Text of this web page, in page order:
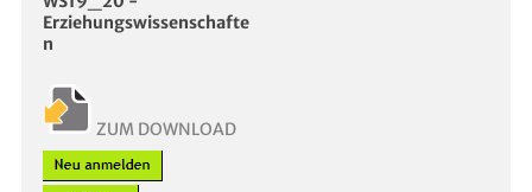
Erziehungswissenschafte
n
ZUM DOWNLOAD